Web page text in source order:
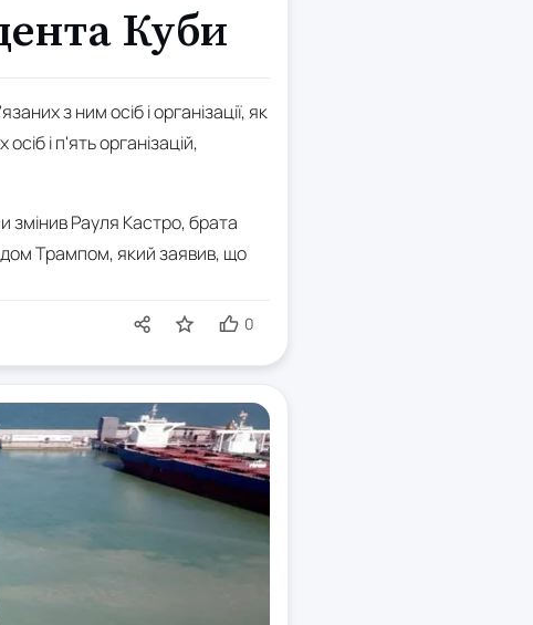
Куби
з ним осіб і організації, як
і п'ять організацій,
змінив Рауля Кастро, брата
Трампом, який заявив, що
0